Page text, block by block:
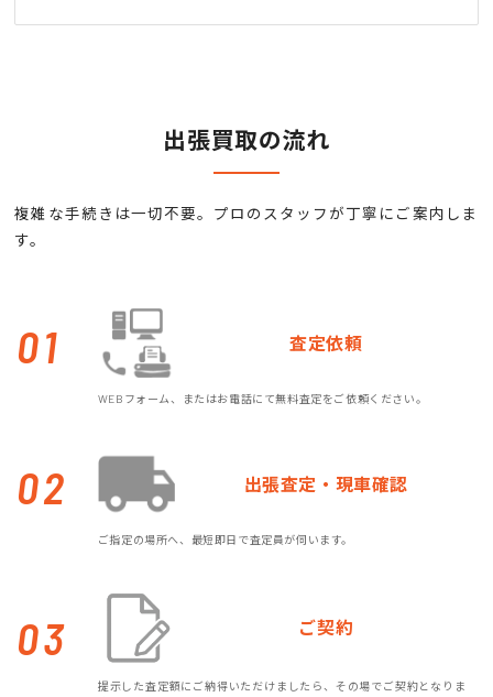
出張買取の流れ
複雑な手続きは一切不要。プロのスタッフが丁寧にご案内しま
す。
01 査定依頼
WEBフォーム、またはお電話にて無料査定をご依頼ください。
02 出張査定・現車確認
ご指定の場所へ、最短即日で査定員が伺います。
03 ご契約
提示した査定額にご納得いただけましたら、その場でご契約となりま